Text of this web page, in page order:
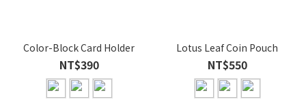
Color-Block Card Holder
NT$390
Lotus Leaf Coin Pouch
NT$550